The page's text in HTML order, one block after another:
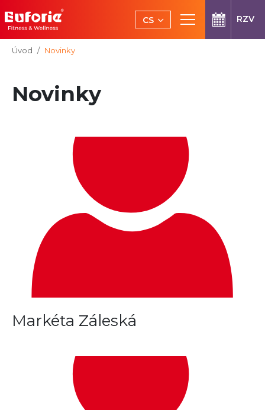
Přeskočit na hlavní obsah
CS
EN
RZV
Jsi tady:
Úvod Novinky
Novinky
Markéta Záleská